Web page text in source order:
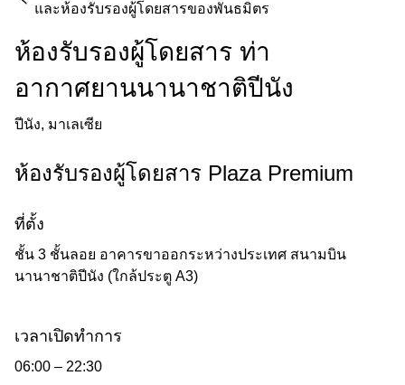
และห้องรับรองผู้โดยสารของพันธมิตร
ห้องรับรองผู้โดยสาร ท่า
อากาศยานนานาชาติปีนัง
ปีนัง, มาเลเซีย
ห้องรับรองผู้โดยสาร Plaza Premium
ที่ตั้ง
ชั้น 3 ชั้นลอย อาคารขาออกระหว่างประเทศ สนามบิน
นานาชาติปีนัง (ใกล้ประตู A3)
เวลาเปิดทำการ
06:00 – 22:30